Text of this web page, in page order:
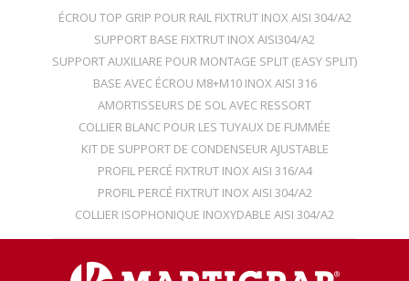
ÉCROU TOP GRIP POUR RAIL FIXTRUT INOX AISI 304/A2
SUPPORT BASE FIXTRUT INOX AISI304/A2
SUPPORT AUXILIARE POUR MONTAGE SPLIT (EASY SPLIT)
BASE AVEC ÉCROU M8+M10 INOX AISI 316
AMORTISSEURS DE SOL AVEC RESSORT
COLLIER BLANC POUR LES TUYAUX DE FUMMÉE
KIT DE SUPPORT DE CONDENSEUR AJUSTABLE
PROFIL PERCÉ FIXTRUT INOX AISI 316/A4
PROFIL PERCÉ FIXTRUT INOX AISI 304/A2
COLLIER ISOPHONIQUE INOXYDABLE AISI 304/A2